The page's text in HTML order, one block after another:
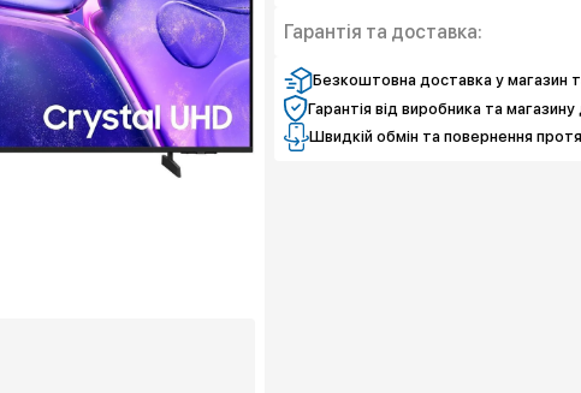
Захист екрану
Гарантія та доставка:
Безкоштовна доставка у магазин
Гарантія від виробника та магазину
Швидкій обмін та повернення